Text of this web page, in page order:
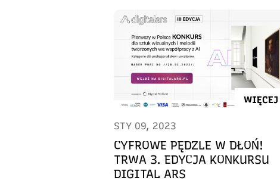
STY 09, 2023
CYFROWE PĘDZLE W DŁOŃ!
TRWA 3. EDYCJA KONKURSU
DIGITAL ARS